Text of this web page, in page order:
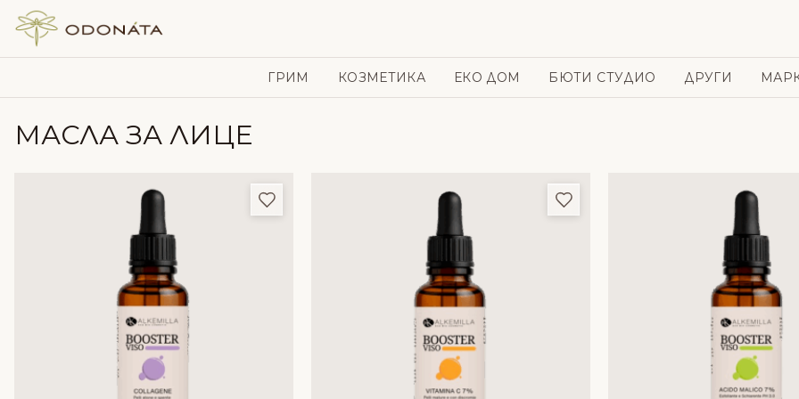
Skip to content
ГРИМ КОЗМЕТИКА ЕКО ДОМ БЮТИ СТУДИО ДРУГИ
МАСЛА ЗА ЛИЦЕ
Добави в любими Добави в любими